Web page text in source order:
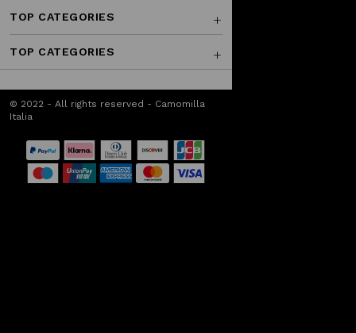
TOP CATEGORIES
TOP CATEGORIES
© 2022 - All rights reserved - Camomilla
Italia